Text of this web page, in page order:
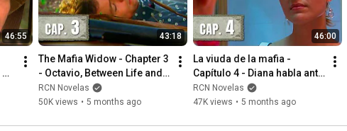
46:55 43:18
The Mafia Widow - Chapter 3
- Octavio, Between Life and
Death
RCN Novelas
50K views • 5 months ago
46:00
La viuda de la mafia -
Capítulo 4 - Diana habla ante
las cámaras
RCN Novelas
47K views • 5 months ago